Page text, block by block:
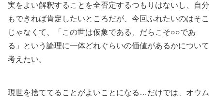
実をよい解釈することを全否定するつもりはないし、自分
もできれば肯定したいところだが、今回ふれたいのはそこ
じゃなくて、「この世は仮象である、だらこそ○○であ
る」という論理に一体どれぐらいの価値があるかについて
考えたい。
現世を捨ててることがよいことになる…だけでは、オウム